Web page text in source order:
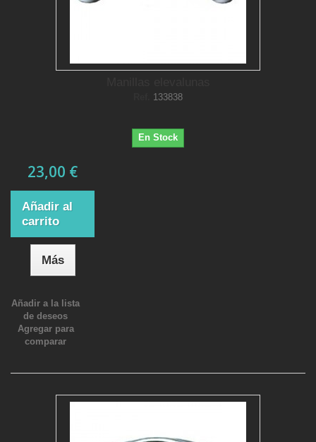
133838
En Stock
23,00 €
Añadir al
carrito
Más
Añadir a la lista
de deseos
Agregar para
comparar